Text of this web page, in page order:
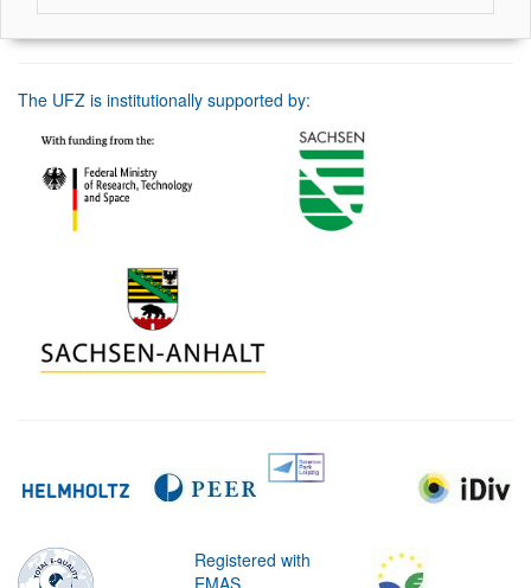
The UFZ is institutionally supported by:
Registered with
EMAS